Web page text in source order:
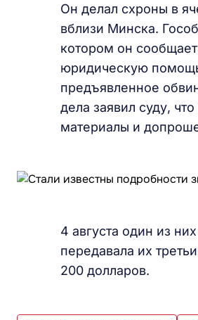
Он делал схроны в
вблизи Минска.
котором он
юридическую
предъявленное
дела заявил суду,
материалы и
4 августа один из
передавала их
200 долларов.